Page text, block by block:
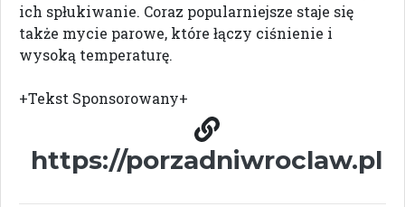
ich spłukiwanie. Coraz popularniejsze staje się
także mycie parowe, które łączy ciśnienie i
wysoką temperaturę.
+Tekst Sponsorowany+
https://porzadniwroclaw.pl